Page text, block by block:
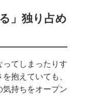
」独り占め
ってしまったりす
抱えていても、
気持ちをオープン